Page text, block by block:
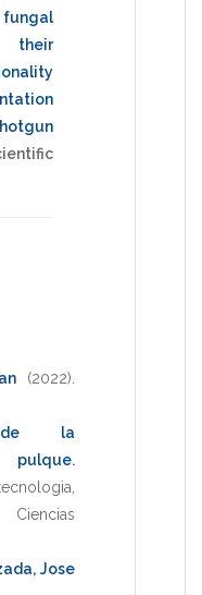
their
(2022)
de la
pulque.
Jose